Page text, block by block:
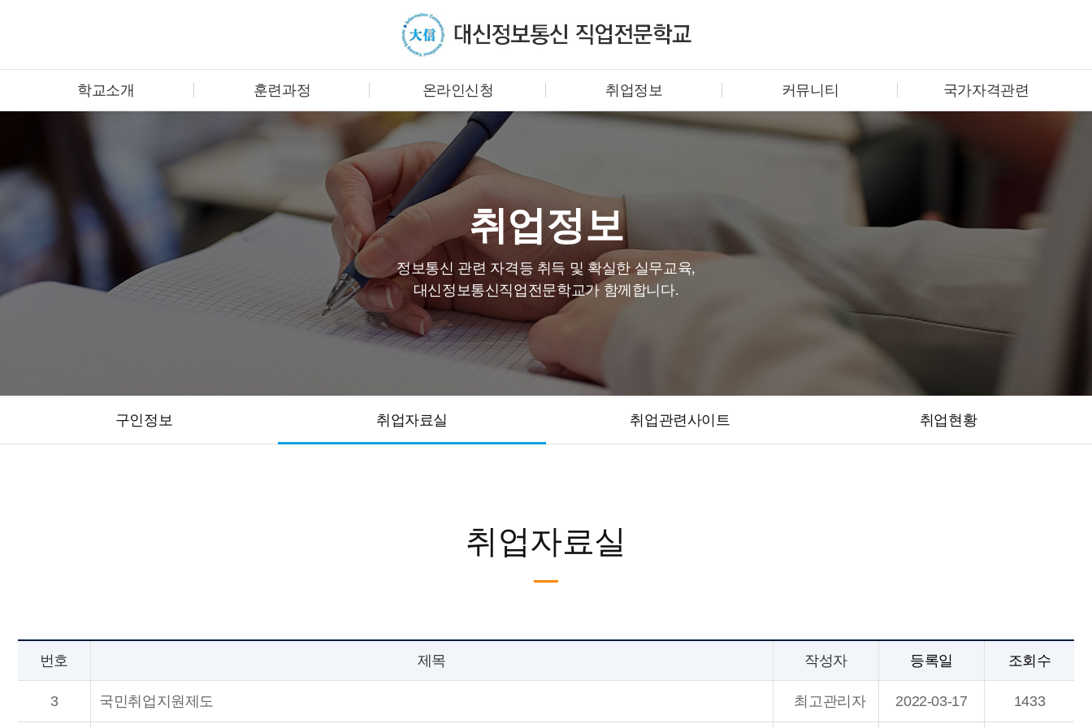
학교소개 훈련과정 온라인신청 취업정보 커뮤니티 국가자격관련
취업정보
정보통신 관련 자격등 취득 및 확실한 실무교육,
대신정보통신직업전문학교가 함께합니다.
구인정보 취업자료실 취업관련사이트 취업현황
취업자료실
번호 제목 작성자 등록일 조회수
3 국민취업지원제도 최고관리자 2022-03-17 1433